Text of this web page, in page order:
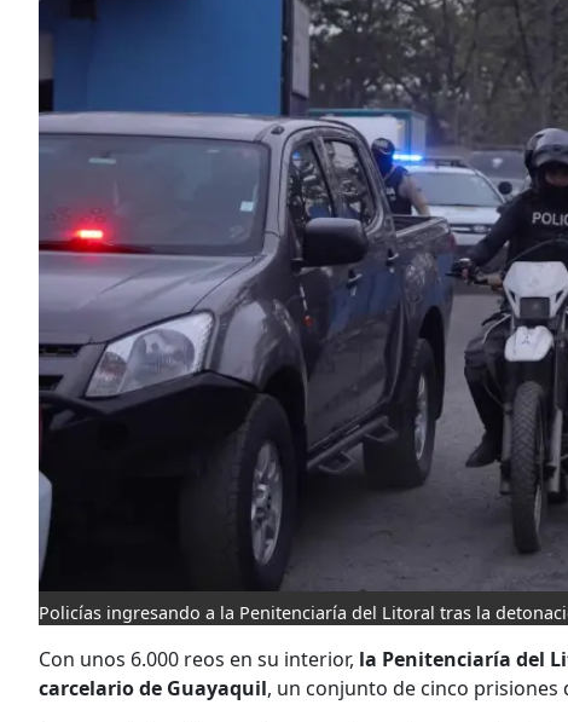
Policías ingresando a la Penitenciaría del Litoral tras la
Con unos 6.000 reos en su interior, la Penitenciaría del
carcelario de Guayaquil, un conjunto de cinco prisiones